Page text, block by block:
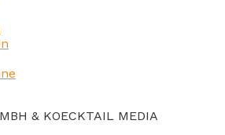
& KOECKTAIL MEDIA